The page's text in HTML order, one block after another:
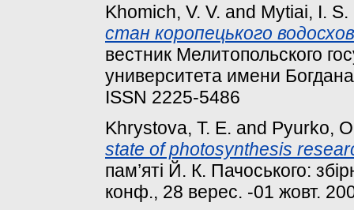
Khomich, V. V. and Mytiai, I. S.
стан коропецького
вестник Мелитопольского
университета имени
ISSN 2225-5486
Khrystova, T. E. and Pyurko,
state of photosynthesis
пам’яті Й. К. Пачоського:
конф., 28 верес. -01 жовт.